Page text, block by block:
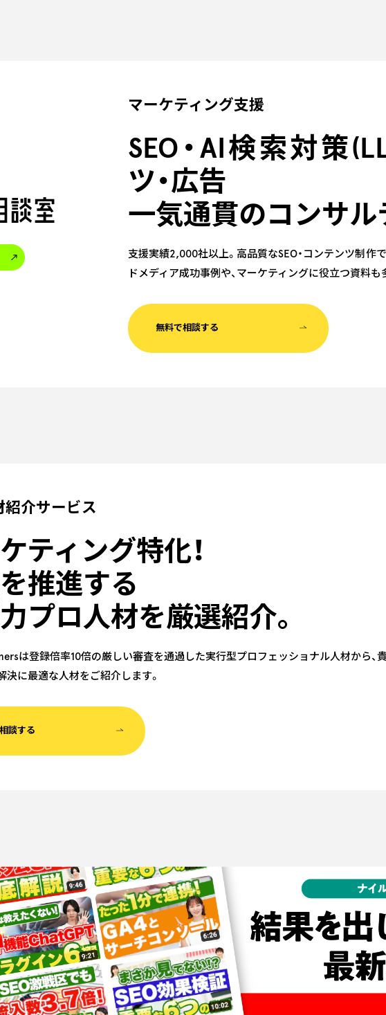
マーケティング支援
SEO・AI検索対策
ツ・広告
一気通貫のコンサ
支援実績2,000社以上。高品質なSEO・コンテンツ制作
ドメディア成功事例や、マーケティングに役立つ資料も
無料で相談する
紹介サービス
ティング特化！
推進する
プロ人材を厳選紹介。
は登録倍率10倍の厳しい審査を通過した実行型プロフェッショナル人材から、
決に最適な人材をご紹介します。
談する